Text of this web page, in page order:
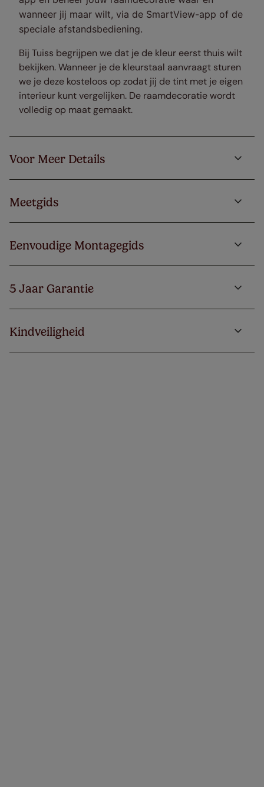
wanneer jij maar wilt, via de SmartView-app of de
speciale afstandsbediening.
Bij Tuiss begrijpen we dat je de kleur eerst thuis wilt
bekijken. Wanneer je de kleurstaal aanvraagt sturen
we je deze kosteloos op zodat jij de tint met je eigen
interieur kunt vergelijken. De raamdecoratie wordt
volledig op maat gemaakt.
Voor Meer Details
Meetgids
Eenvoudige Montagegids
5 Jaar Garantie
Kindveiligheid